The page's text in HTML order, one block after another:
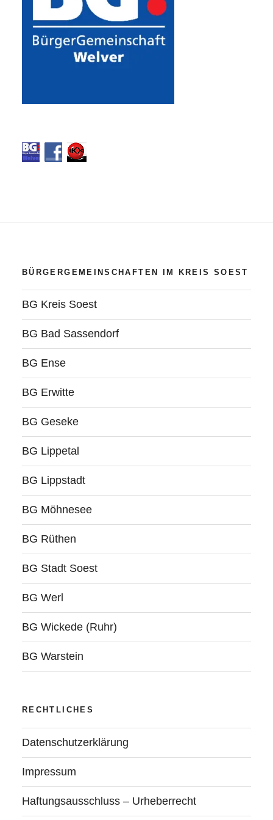
BÜRGERGEMEINSCHAFTEN IM KREIS SOEST
BG Kreis Soest
BG Bad Sassendorf
BG Ense
BG Erwitte
BG Geseke
BG Lippetal
BG Lippstadt
BG Möhnesee
BG Rüthen
BG Stadt Soest
BG Werl
BG Wickede (Ruhr)
BG Warstein
RECHTLICHES
Datenschutzerklärung
Impressum
Haftungsausschluss – Urheberrecht